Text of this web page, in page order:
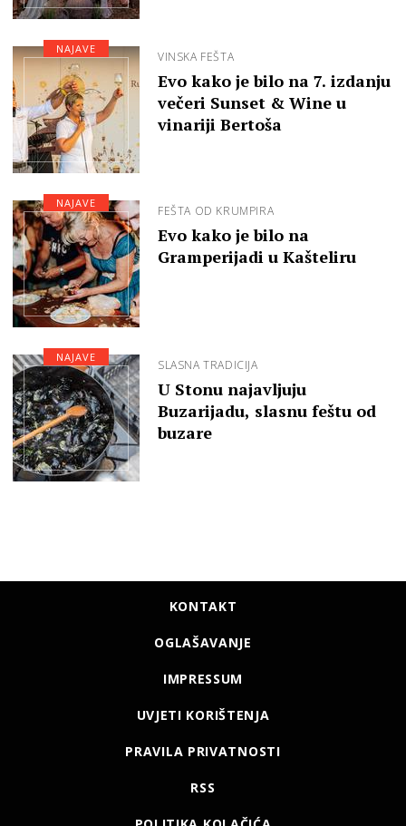
VINSKA FEŠTA
Evo kako je bilo na 7. izdanju
večeri Sunset & Wine u
vinariji Bertoša
NAJAVE
FEŠTA OD KRUMPIRA
Evo kako je bilo na
Gramperijadi u Kašteliru
NAJAVE
SLASNA TRADICIJA
U Stonu najavljuju
Buzarijadu, slasnu feštu od
buzare
NAJAVE
KONTAKT
OGLAŠAVANJE
IMPRESSUM
UVJETI KORIŠTENJA
PRAVILA PRIVATNOSTI
RSS